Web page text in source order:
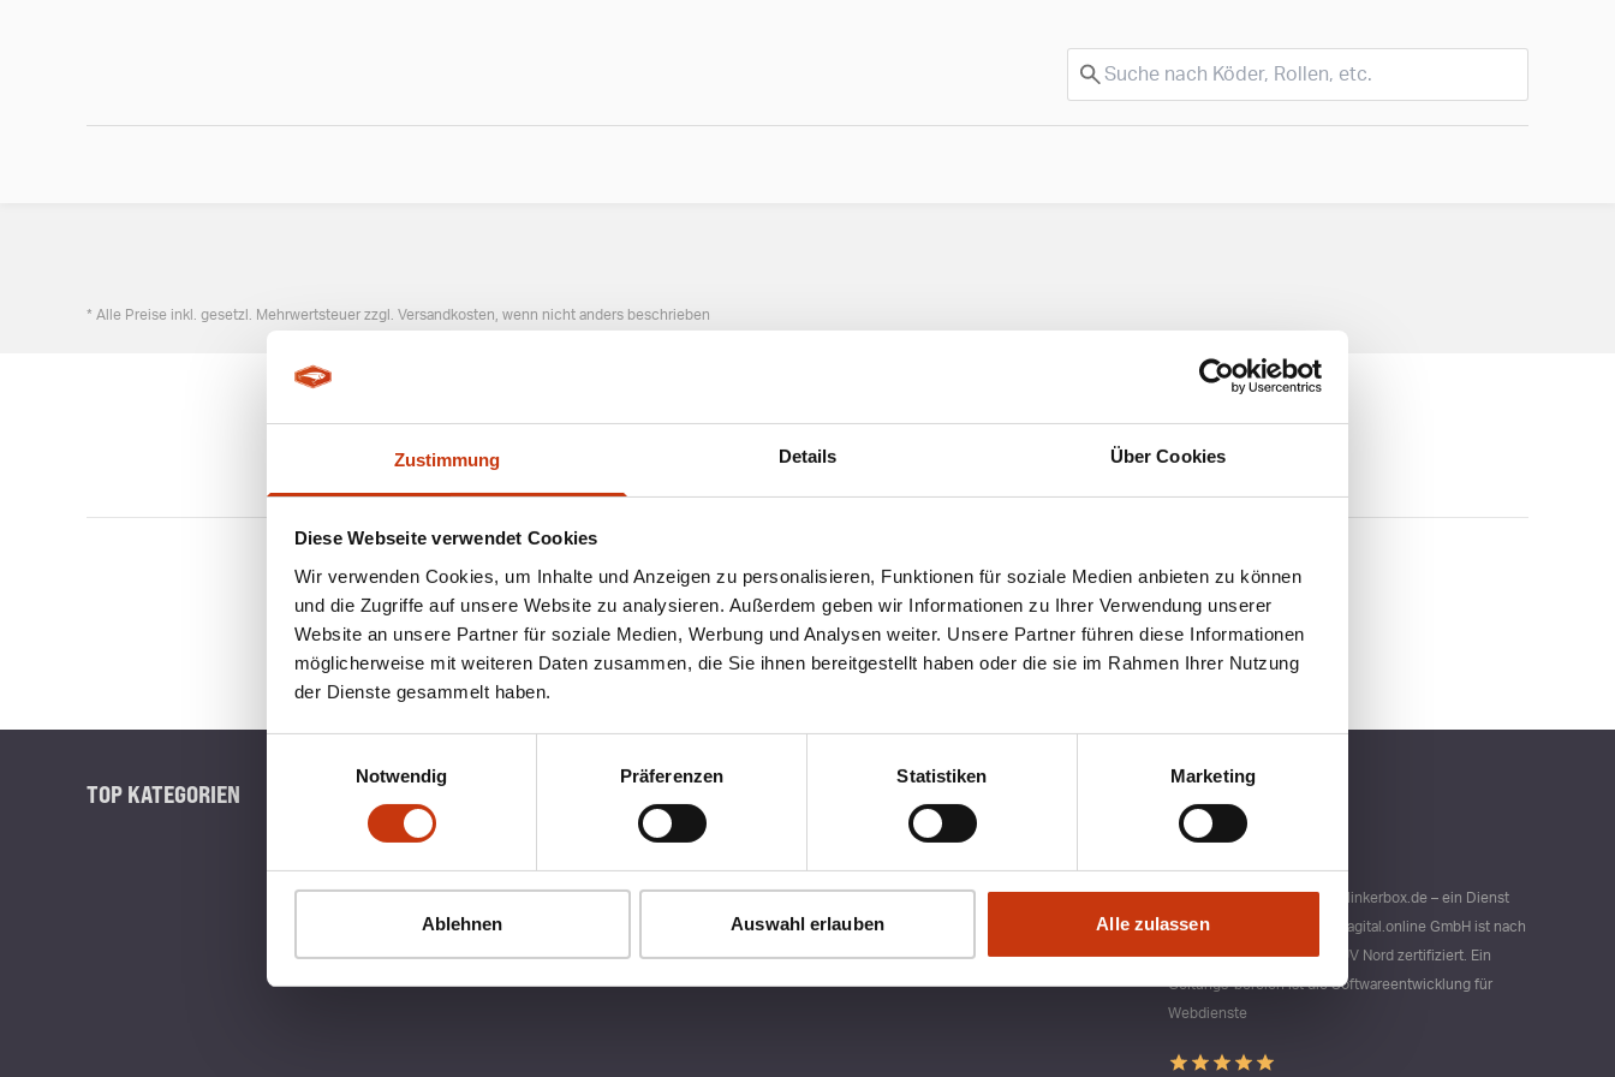
Zustimmung Details Über Cookies
Diese Webseite verwendet Cookies
Wir verwenden Cookies, um Inhalte und Anzeigen zu personalisieren, Funktionen für soziale Medien anbieten zu können
und die Zugriffe auf unsere Website zu analysieren. Außerdem geben wir Informationen zu Ihrer Verwendung unserer
Website an unsere Partner für soziale Medien, Werbung und Analysen weiter. Unsere Partner führen diese Informationen
möglicherweise mit weiteren Daten zusammen, die Sie ihnen bereitgestellt haben oder die sie im Rahmen Ihrer Nutzung
der Dienste gesammelt haben.
Notwendig
Präferenzen Statistiken Marketing
Ablehnen Auswahl erlauben Alle zulassen
* Alle Preise inkl. gesetzl. Mehrwertsteuer zzgl. Versandkosten, wenn nicht anders beschrieben
ANGESAGTE ANGELAUSRÜSTUNG
TOP KATEGORIEN
Qualitätsmanagement bei blinkerbox.de – ein Dienst
der agital.online GmbH Die agital.online GmbH ist nach
DIN ISO 9001 durch den TÜV Nord zertifiziert. Ein
Geltungs-bereich ist die Softwareentwicklung für
Webdienste